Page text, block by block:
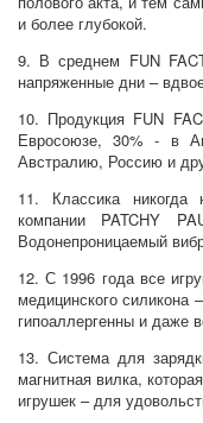
и более глубокой.
9. В среднем FUN
напряженные дни –
10. Продукция FUN
Евросоюзе, 30% - в
Австралию, Россию и
11. Классика
компании PATCHY
Водонепроницаемый
12. С 1996 года все
медицинского силикона
гипоаллергенны и даже
13. Система для
магнитная вилка,
игрушек – для